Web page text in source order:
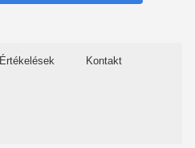
Értékelések Kontakt